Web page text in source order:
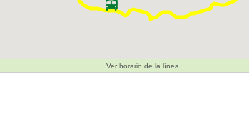
Ver horario de la línea...